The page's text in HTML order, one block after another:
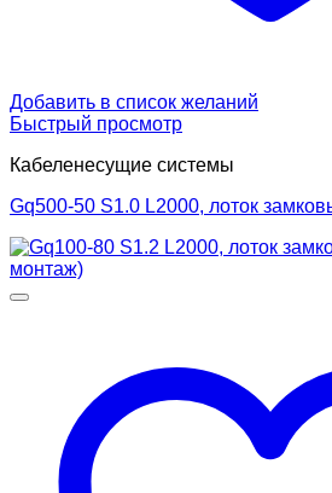
Добавить в список желаний
Быстрый просмотр
Кабеленесущие системы
Gq500-50 S1.0 L2000, лоток